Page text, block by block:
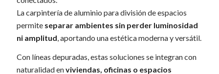
La carpintería de aluminio para división de espacios
permite separar ambientes sin perder luminosidad
ni amplitud , aportando una estética moderna y versátil.
Con líneas depuradas, estas soluciones se integran con
naturalidad enviviendas, oficinas o espacios